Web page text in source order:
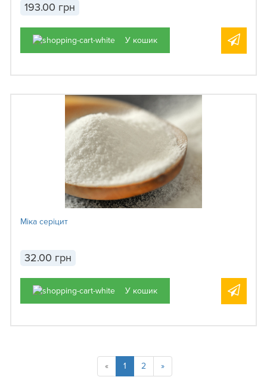
193.00 грн
У кошик
Міка серіцит
32.00 грн
У кошик
« 1 2 »